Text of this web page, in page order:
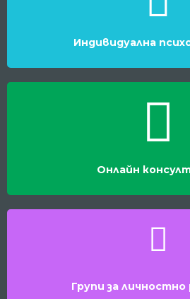
Индивидуална
Онлайн
Групи за